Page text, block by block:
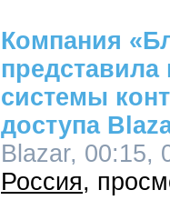
Компания
системы
доступа
Blazar, 00:15,
Россия